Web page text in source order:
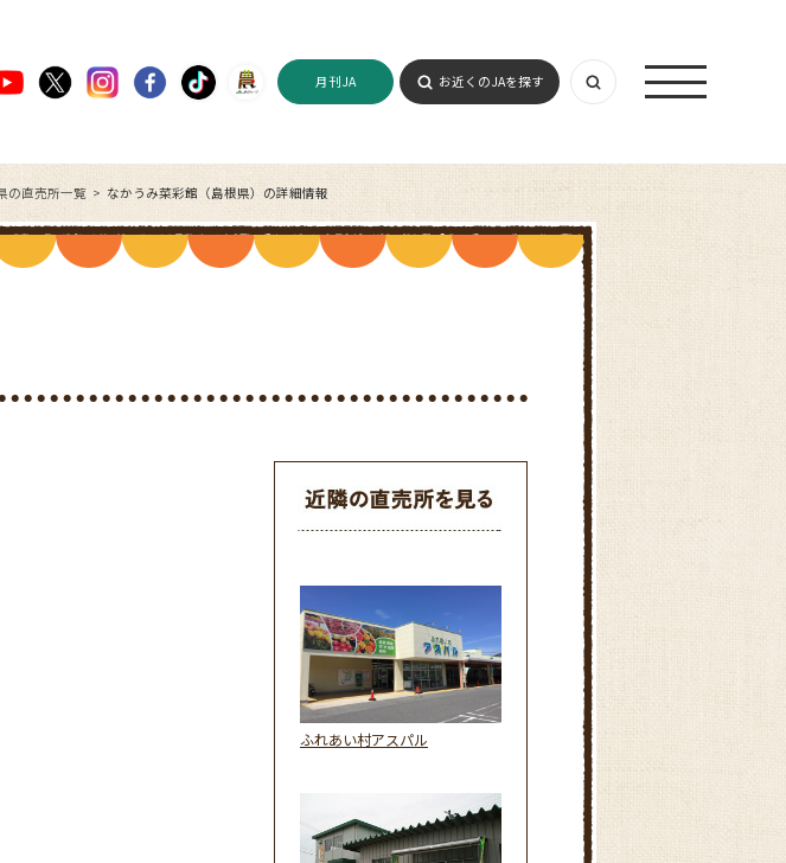
月刊JA お近くのJAを探す
の直売所一覧 なかうみ菜彩館（島根県）の詳細情報
ふれあい村アスパル